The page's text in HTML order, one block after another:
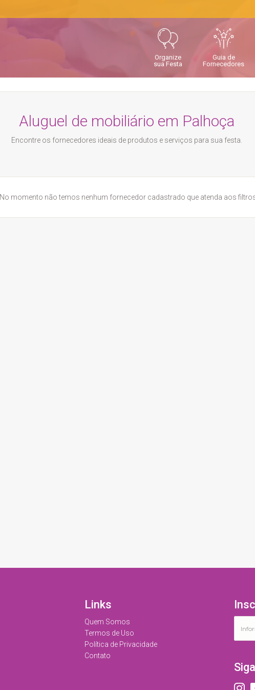
Organize
sua Festa
Guia de
Fornecedores
Aluguel de mobiliário em Palhoça
Encontre os fornecedores ideais de produtos e serviços para sua festa.
No momento não temos nenhum fornecedor cadastrado que atenda aos
Links
Quem Somos
Termos de Uso
Política de Privacidade
Contato